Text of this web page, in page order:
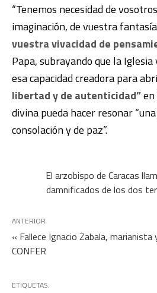
“Tenemos necesidad de
imaginación, de vuestra
vuestra vivacidad de
Papa, subrayando que la
esa capacidad creadora para
libertad y de autenticidad”
divina pueda hacer resonar
consolación y de paz”.
El arzobispo de Caracas
damnificados de los dos
ANTERIOR
« Fallece Ignacio Zabala, marianista
CONFER
ETIQUETAS: